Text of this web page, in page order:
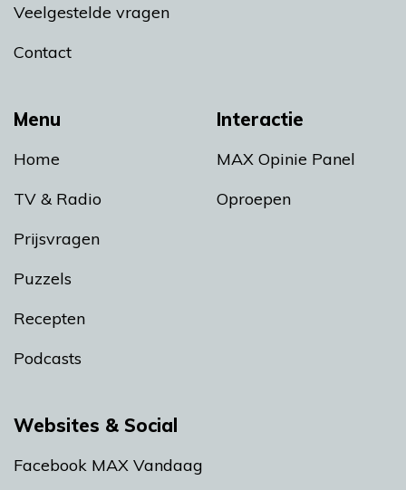
Menu
Home
TV & Radio
Prijsvragen
Puzzels
Recepten
Podcasts
Interactie
MAX Opinie Panel
Oproepen
Veelgestelde vragen
Contact
Websites & Social
Facebook MAX Vandaag